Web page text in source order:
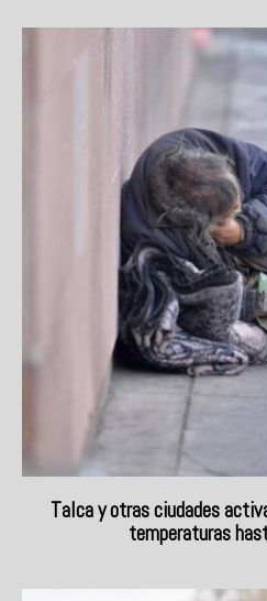
Talca y otras ciudades
temperaturas